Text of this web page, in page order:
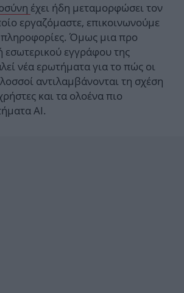
έχει ήδη μεταμορφώσει τον
εργαζόμαστε, επικοινωνούμε
πληροφορίες. Όμως μια πρo
εγγράφου της
νέα ερωτήματα για το πώς οι
αντιλαμβάνονται τη σχέση
και τα ολοένα πιο
AI.